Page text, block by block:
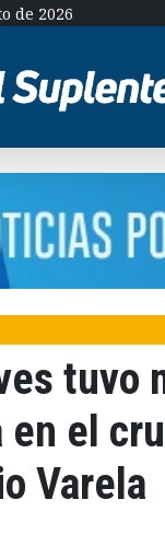
de 2026
tuvo
el
Varela